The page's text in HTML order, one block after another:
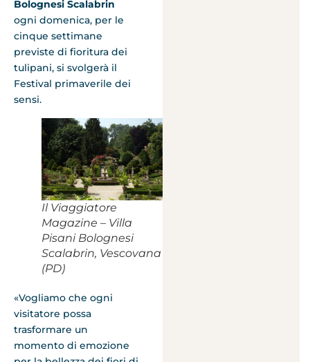
Bolognesi Scalabrin
ogni domenica, per le
cinque settimane
previste di fioritura dei
tulipani, si svolgerà il
Festival primaverile dei
sensi.
Il Viaggiatore
Magazine – Villa
Pisani Bolognesi
Scalabrin, Vescovana
(PD)
«Vogliamo che ogni
visitatore possa
trasformare un
momento di emozione